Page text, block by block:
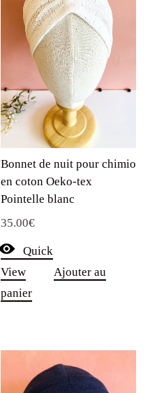
Bonnet de nuit pour chimio
en coton Oeko-tex
Pointelle blanc
35.00€
Quick
View
Ajouter au
panier